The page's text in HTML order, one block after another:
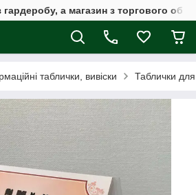
гардеробу, а магазин з торгового
таблички, вивіски Таблички